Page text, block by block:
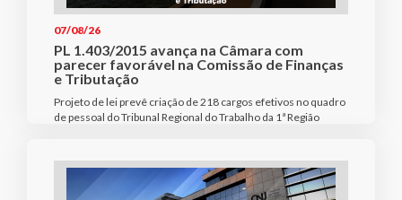
07/08/26
PL 1.403/2015 avança na Câmara com
parecer favorável na Comissão de Finanças
e Tributação
Projeto de lei prevê criação de 218 cargos efetivos no quadro
de pessoal do Tribunal Regional do Trabalho da 1ª Região